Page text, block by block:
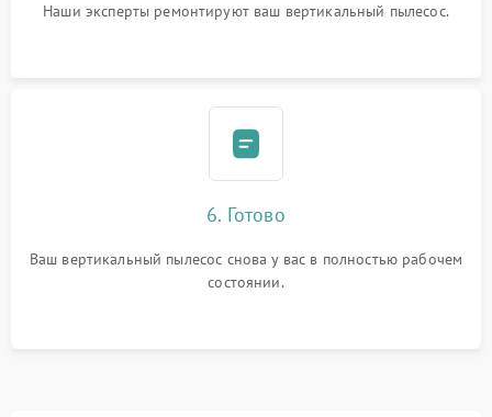
Наши эксперты ремонтируют ваш вертикальный пылесос.
6. Готово
Ваш вертикальный пылесос снова у вас в полностью рабочем
состоянии.